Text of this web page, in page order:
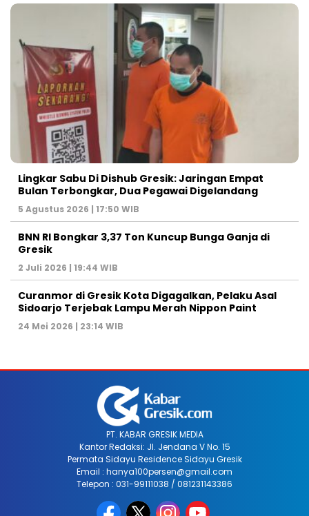
Lingkar Sabu Di Dishub Gresik: Jaringan Empat
Bulan Terbongkar, Dua Pegawai Digelandang
5 Agustus 2026 | 17:50 WIB
BNN RI Bongkar 3,37 Ton Kuncup Bunga Ganja di
Gresik
2 Juli 2026 | 19:44 WIB
Curanmor di Gresik Kota Digagalkan, Pelaku Asal
Sidoarjo Terjebak Lampu Merah Nippon Paint
24 Mei 2026 | 23:14 WIB
PT. KABAR GRESIK MEDIA
Kantor Redaksi: Jl. Jendana V No. 15
Permata Sidayu Residence Sidayu Gresik
Email : hanya100persen@gmail.com
Telepon : 031-99111038 / 081231143386